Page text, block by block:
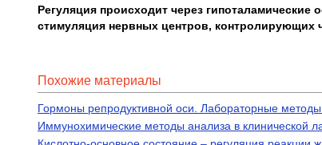
Регуляция происходит через
стимуляция нервных центров,
Похожие материалы
Гормоны репродуктивной оси. Лабораторные
Иммунохимические методы анализа в клинической